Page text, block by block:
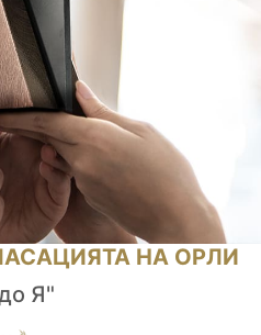
НА ОРЛИ
Я"